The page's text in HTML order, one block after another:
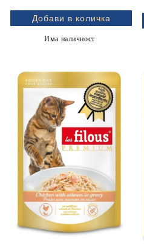
Има наличност